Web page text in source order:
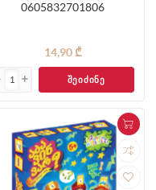
0605832701806
14,90 ₾
ᲨᲔᲘᲫᲘᲜᲔ